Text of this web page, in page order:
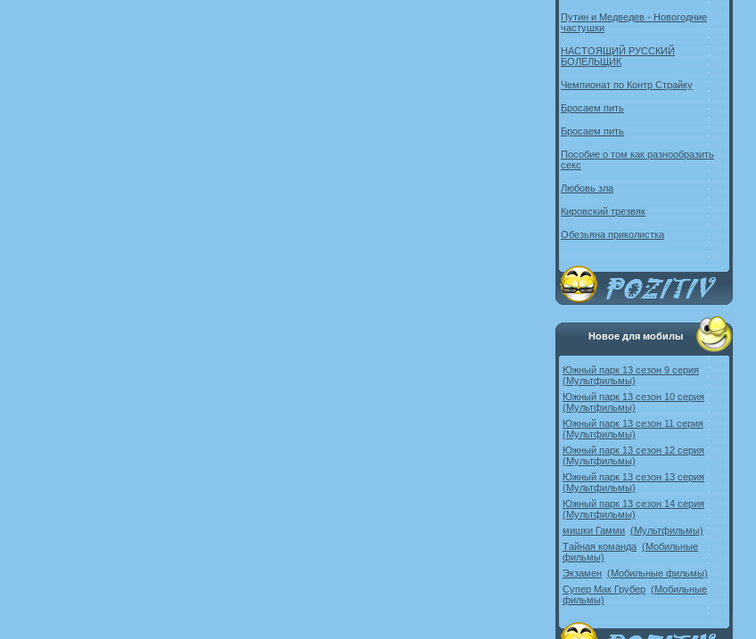
Путин и Медведев - Новогодние
частушки
НАСТОЯЩИЙ РУССКИЙ
БОЛЕЛЬЩИК
Чемпионат по Контр Страйку
Бросаем пить
Бросаем пить
Пособие о том как разнообразить
секс
Любовь зла
Кировский трезвяк
Обезьяна приколистка
Новое для мобилы
Южный парк 13 сезон 9 серия
(Мультфильмы)
Южный парк 13 сезон 10 серия
(Мультфильмы)
Южный парк 13 сезон 11 серия
(Мультфильмы)
Южный парк 13 сезон 12 серия
(Мультфильмы)
Южный парк 13 сезон 13 серия
(Мультфильмы)
Южный парк 13 сезон 14 серия
(Мультфильмы)
мишки Гамми (Мультфильмы)
Тайная команда (Мобильные
фильмы)
Экзамен (Мобильные фильмы)
Супер Мак Грубер (Мобильные
фильмы)